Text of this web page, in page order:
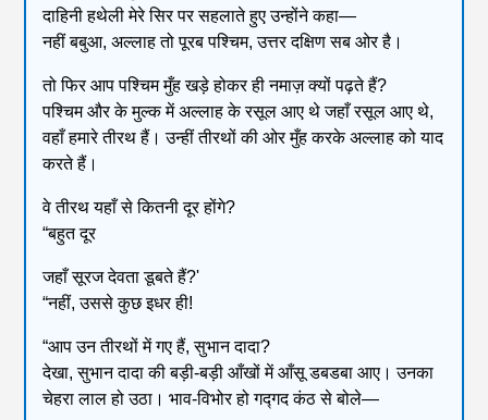
दाहिनी हथेली मेरे सिर पर सहलाते हुए उन्होंने कहा—
नहीं बबुआ, अल्लाह तो पूरब पश्चिम, उत्तर दक्षिण सब ओर है।
तो फिर आप पश्चिम मुँह खड़े होकर ही नमाज़ क्यों पढ़ते हैं?
पश्चिम और के मुल्क में अल्लाह के रसूल आए थे जहाँ रसूल आए थे,
वहाँ हमारे तीरथ हैं। उन्हीं तीरथों की ओर मुँह करके अल्लाह को याद
करते हैं।
वे तीरथ यहाँ से कितनी दूर होंगे?
“बहुत दूर
जहाँ सूरज देवता डूबते हैं?'
“नहीं, उससे कुछ इधर ही!
“आप उन तीरथों में गए हैं, सुभान दादा?
देखा, सुभान दादा की बड़ी-बड़ी आँखों में आँसू डबडबा आए। उनका
चेहरा लाल हो उठा। भाव-विभोर हो गद्गद कंठ से बोले—